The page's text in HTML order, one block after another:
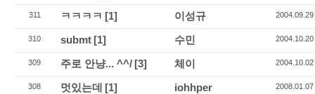
311 ㅋㅋㅋㅋ [1] 이성규 2004.09.29
310 submt [1] 수민 2004.10.20
309 주로 안냥... ^^/ [3] 체이 2004.10.02
308 멋있는데 [1] iohhper 2008.01.07